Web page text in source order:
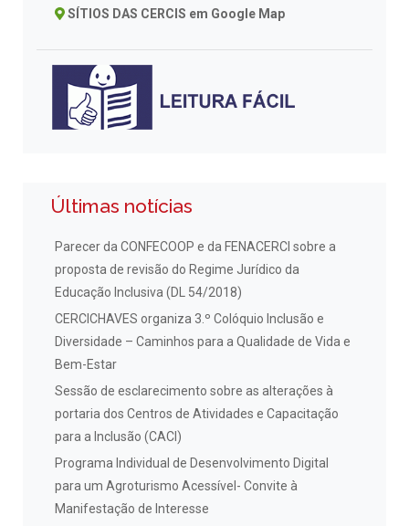
SÍTIOS DAS CERCIS em Google Map
Últimas notícias
Parecer da CONFECOOP e da FENACERCI sobre a
proposta de revisão do Regime Jurídico da
Educação Inclusiva (DL 54/2018)
CERCICHAVES organiza 3.º Colóquio Inclusão e
Diversidade – Caminhos para a Qualidade de Vida e
Bem-Estar
Sessão de esclarecimento sobre as alterações à
portaria dos Centros de Atividades e Capacitação
para a Inclusão (CACI)
Programa Individual de Desenvolvimento Digital
para um Agroturismo Acessível- Convite à
Manifestação de Interesse